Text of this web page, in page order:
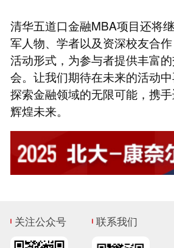
清华五道口金融MBA项目还将
军人物、学者以及资深校友合
活动形式，为参与者提供丰富
会。让我们期待在未来的活动
探索金融领域的无限可能，携
辉煌未来。
关注公众号 联系我们